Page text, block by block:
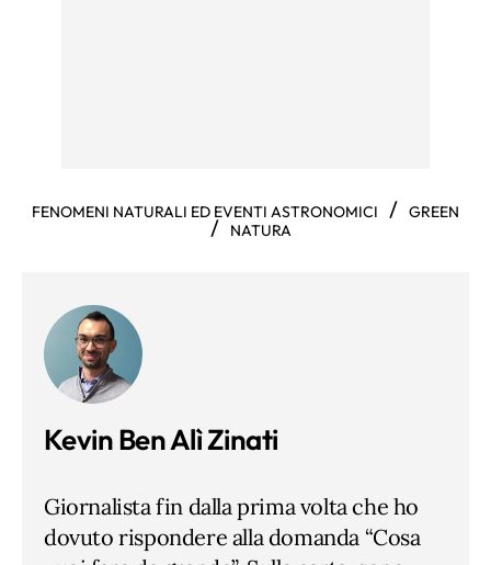
FENOMENI NATURALI ED EVENTI ASTRONOMICI / GREEN
/ NATURA
Kevin Ben Alì Zinati
Giornalista fin dalla prima volta che ho
dovuto rispondere alla domanda “Cosa